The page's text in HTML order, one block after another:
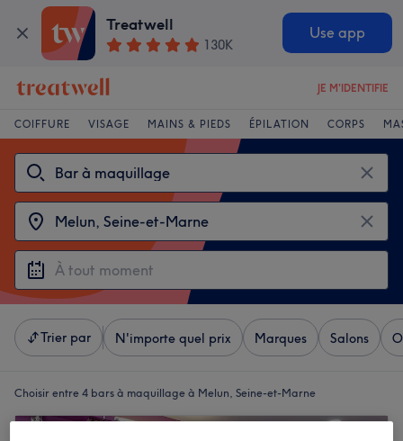
Treatwell
130K
Use app
JE M'IDENTIFIE
COIFFURE VISAGE MAINS & PIEDS ÉPILATION CORPS
Trier par N'importe quel prix Marques Salons
Choisir entre 4 bars à maquillage à Melun, Seine-et-Marne